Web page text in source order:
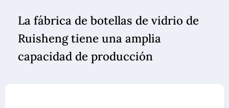
La fábrica de botellas de vidrio de
Ruisheng tiene una amplia
capacidad de producción